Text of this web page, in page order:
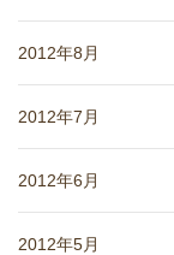
2012年8月
2012年7月
2012年6月
2012年5月